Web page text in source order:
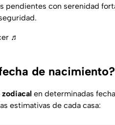
pendientes con serenidad
♬
de nacimiento?
en determinadas
estimativas de cada casa: